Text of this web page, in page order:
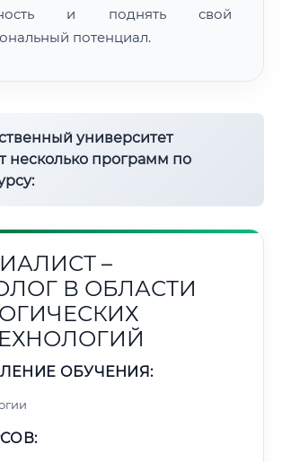
и поднять свой
потенциал.
университет
несколько программ по
–
В ОБЛАСТИ
ОБУЧЕНИЯ: